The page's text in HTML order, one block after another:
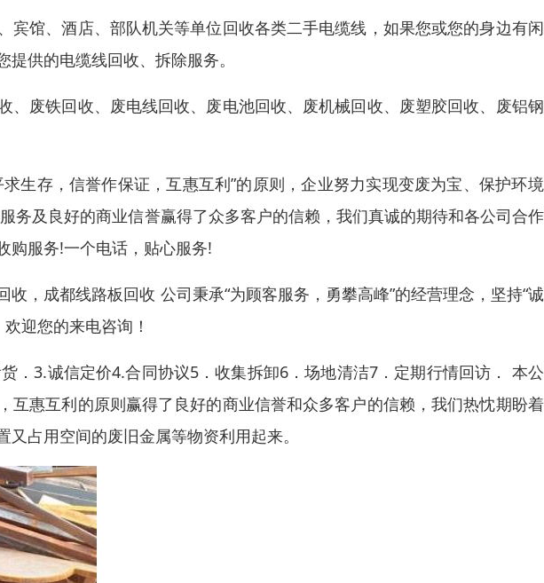
宾馆、酒店、部队机关等单位回收各类二手电缆线，如果您或您的身边有
供的电缆线回收、拆除服务。
、废铁回收、废电线回收、废电池回收、废机械回收、废塑胶回收、废铝
生存，信誉作保证，互惠互利”的原则，企业努力实现变废为宝、保护环
务及良好的商业信誉赢得了众多客户的信赖，我们真诚的期待和各公司合
购服务!一个电话，贴心服务!
，成都线路板回收 公司秉承“为顾客服务，勇攀高峰”的经营理念，坚持“
迎您的来电咨询！
．3.诚信定价4.合同协议5．收集拆卸6．场地清洁7．定期行情回访． 本
互惠互利的原则赢得了良好的商业信誉和众多客户的信赖，我们热忱期盼
占用空间的废旧金属等物资利用起来。